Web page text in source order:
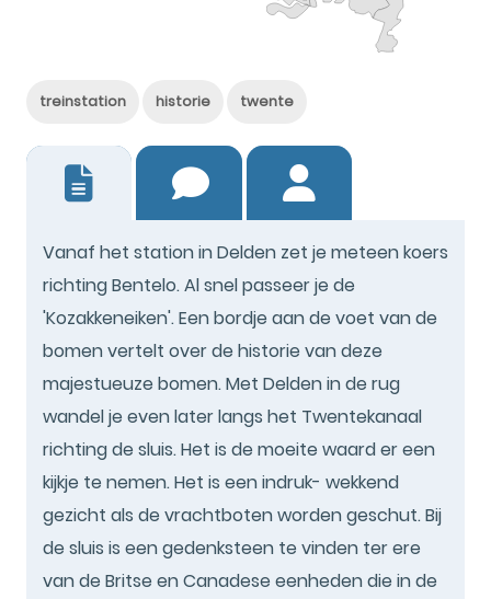
treinstation historie twente
Vanaf het station in Delden zet je meteen koers
richting Bentelo. Al snel passeer je de
'Kozakkeneiken'. Een bordje aan de voet van de
bomen vertelt over de historie van deze
majestueuze bomen. Met Delden in de rug
wandel je even later langs het Twentekanaal
richting de sluis. Het is de moeite waard er een
kijkje te nemen. Het is een indruk- wekkend
gezicht als de vrachtboten worden geschut. Bij
de sluis is een gedenksteen te vinden ter ere
van de Britse en Canadese eenheden die in de